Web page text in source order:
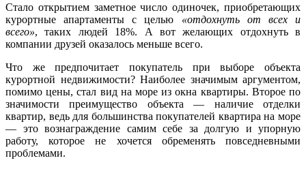
Стало открытием заметное число одиночек, приобретающих
курортные апартаменты с целью «отдохнуть от всех и
всего», таких людей 18%. А вот желающих отдохнуть в
компании друзей оказалось меньше всего.
Что же предпочитает покупатель при выборе объекта
курортной недвижимости? Наиболее значимым аргументом,
помимо цены, стал вид на море из окна квартиры. Второе по
значимости преимущество объекта — наличие отделки
квартир, ведь для большинства покупателей квартира на море
— это вознаграждение самим себе за долгую и упорную
работу, которое не хочется обременять повседневными
проблемами.